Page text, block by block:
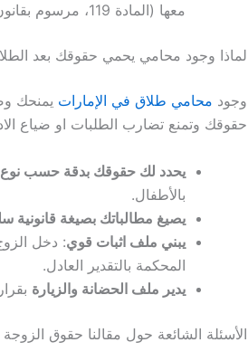
معها (المادة 119، مرسوم بقانون اتحادي رقم 41 لسنة 2024)
لماذا وجود محامي يحمي حقوقك بعد
وجود محامي طلاق في الإمارات يمنحك
حقوقك وتمنع تضارب الطلبات او ضياع
يحدد لك حقوقك بدقة حسب نوع
بالأطفال.
يصيغ مطالباتك بصيغة قانونية
يبني ملف اثبات قوي: دخل
المحكمة بالتقدير العادل.
يدير ملف الحضانة والزيارة
الأسئلة الشائعة حول مقالنا حقوق الزوجة